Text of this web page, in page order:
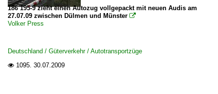
186 195-9 zieht einen Autozug vollgepackt mit neuen Audis am
27.07.09 zwischen Dülmen und Münster 
Volker Press
Deutschland / Güterverkehr / Autotransportzüge
 1095. 30.07.2009